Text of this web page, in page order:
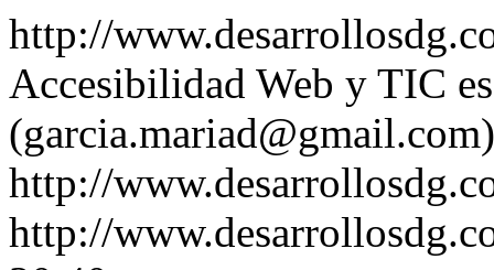
http://
Accesibilidad Web y TIC
(garcia.mariad@gmail.com)
http://
http://